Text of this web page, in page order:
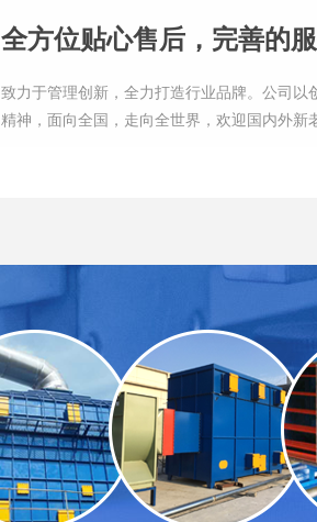
全方位贴心售后，完善的
致力于管理创新，全力打造行业品牌。公司以
精神，面向全国，走向全世界，欢迎国内外新